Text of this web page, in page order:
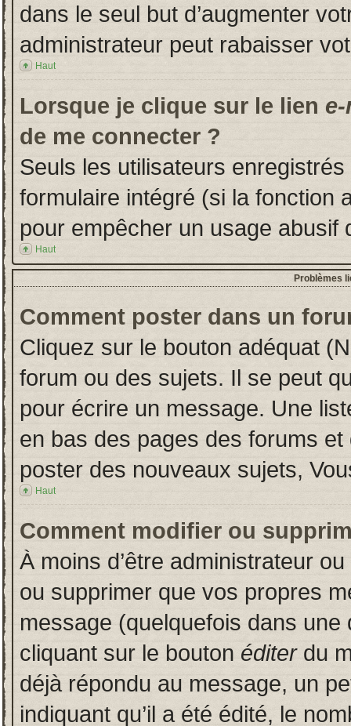
dans le seul but d’augmenter
administrateur peut rabaisser
Haut
Lorsque je clique sur le lien
de me connecter ?
Seuls les utilisateurs
formulaire intégré (si la fonction
pour empêcher un usage abusif
Haut
Problèmes
Comment poster dans un
Cliquez sur le bouton adéquat
forum ou des sujets. Il se peut
pour écrire un message. Une
en bas des pages des forums
poster des nouveaux sujets,
Haut
Comment modifier ou
À moins d’être administrateur
ou supprimer que vos propres
message (quelquefois dans
cliquant sur le bouton éditerdu
déjà répondu au message, un
indiquant qu’il a été édité, le